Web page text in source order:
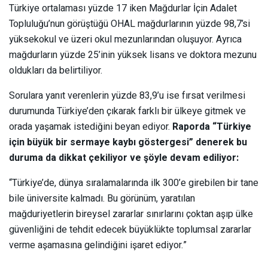
Türkiye ortalaması yüzde 17 iken Mağdurlar İçin Adalet
Topluluğu’nun görüştüğü OHAL mağdurlarının yüzde 98,7’si
yüksekokul ve üzeri okul mezunlarından oluşuyor. Ayrıca
mağdurların yüzde 25’inin yüksek lisans ve doktora mezunu
oldukları da belirtiliyor.
Sorulara yanıt verenlerin yüzde 83,9’u ise fırsat verilmesi
durumunda Türkiye’den çıkarak farklı bir ülkeye gitmek ve
orada yaşamak istediğini beyan ediyor. Raporda “Türkiye
için büyük bir sermaye kaybı göstergesi” denerek bu
duruma da dikkat çekiliyor ve şöyle devam ediliyor:
“Türkiye’de, dünya sıralamalarında ilk 300’e girebilen bir tane
bile üniversite kalmadı. Bu görünüm, yaratılan
mağduriyetlerin bireysel zararlar sınırlarını çoktan aşıp ülke
güvenliğini de tehdit edecek büyüklükte toplumsal zararlar
verme aşamasına gelindiğini işaret ediyor.”